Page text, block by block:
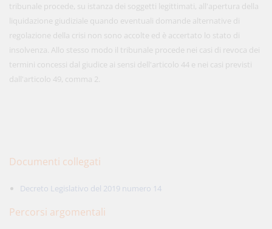
tribunale procede, su istanza dei soggetti legittimati, all'apertura della
liquidazione giudiziale quando eventuali domande alternative di
regolazione della crisi non sono accolte ed è accertato lo stato di
insolvenza. Allo stesso modo il tribunale procede nei casi di revoca dei
termini concessi dal giudice ai sensi dell'articolo 44 e nei casi previsti
dall'articolo 49, comma 2.
Documenti collegati
Decreto Legislativo del 2019 numero 14
Percorsi argomentali